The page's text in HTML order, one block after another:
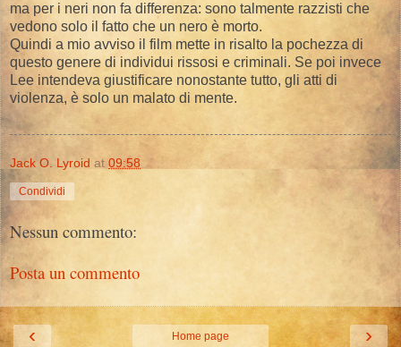
ma per i neri non fa differenza: sono talmente razzisti che
vedono solo il fatto che un nero è morto.
Quindi a mio avviso il film mette in risalto la pochezza di
questo genere di individui rissosi e criminali. Se poi invece
Lee intendeva giustificare nonostante tutto, gli atti di
violenza, è solo un malato di mente.
Jack O. Lyroid at 09:58
Condividi
Nessun commento:
Posta un commento
‹ ›
Home page